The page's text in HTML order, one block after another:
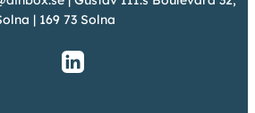
| 169 73 Solna